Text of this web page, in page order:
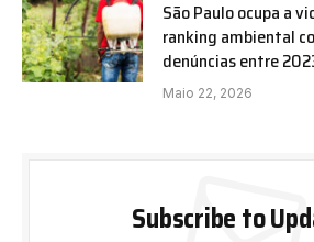
São Paulo ocupa a
ranking ambiental
denúncias entre
Maio 22, 2026
Subscribe to